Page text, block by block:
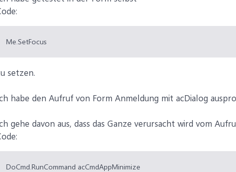
Me.SetFocus
setzen.
habe den Aufruf von Form Anmeldung mit acDialog
gehe davon aus, dass das Ganze verursacht wird vom
DoCmd.RunCommand acCmdAppMinimize